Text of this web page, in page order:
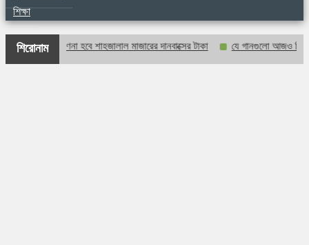
শিক্ষা
শিরোনাম
গণনা হবে শাহজালাল মাজারের দানবাক্সের টাকা যে গানগুলো আজও ফিরিয়ে